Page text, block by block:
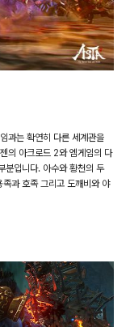
과는 확연히 다른 세계관을
의 아크로드 2와 엠게임의 다
분입니다. 아수와 황천의 두
족과 호족 그리고 도깨비와 야